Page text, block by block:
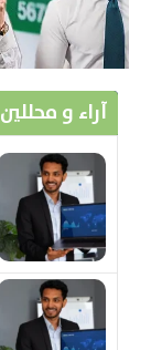
آراء و محللين